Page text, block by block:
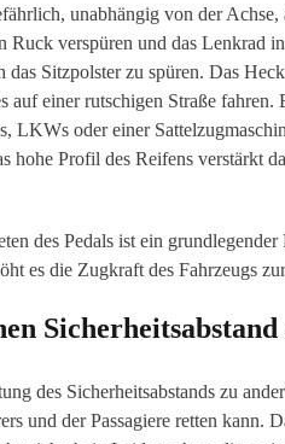
unabhängig von der
Ruck verspüren und das Lenkrad
Sitzpolster zu spüren. Das
auf einer rutschigen Straße
LKWs oder einer
hohe Profil des Reifens verstärkt
des Pedals ist ein
es die Zugkraft des Fahrzeugs
Sicherheitsabstand
des Sicherheitsabstands zu
und der Passagiere retten kann.